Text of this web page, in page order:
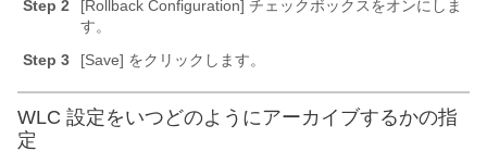
Step 2
[Rollback Configuration] チェックボックスをオンにしま
す。
Step 3
[Save] をクリックします。
WLC 設定をいつどのようにアーカイブするかの指
定